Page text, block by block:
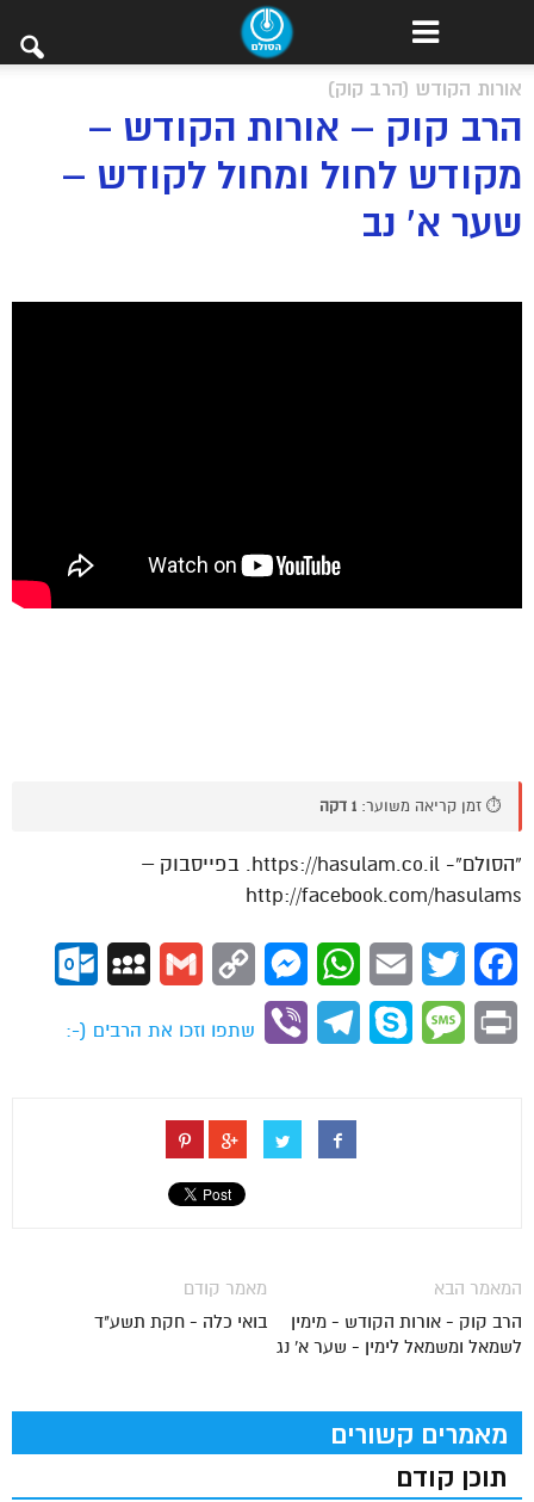
אורות הקודש (הרב קוק)
הרב קוק – אורות הקודש –
מקודש לחול ומחול לקודש –
שער א’ נב
⏱️ זמן קריאה משוער: 1 דקה
“הסולם”- https://hasulam.co.il. בפייסבוק –
http://facebook.com/hasulams
Facebook
Twitter
Email
WhatsApp
Messenger
Copy
Gmail
MySpace
Print
Message
Skype
Telegram
Viber
שתפו וזכו את הרבים (-:
מאמר קודם
בואי כלה - חקת תשע"ד
המאמר הבא
הרב קוק - אורות הקודש - מימין
לשמאל ומשמאל לימין - שער א' נג
מאמרים קשורים
תוכן קודם